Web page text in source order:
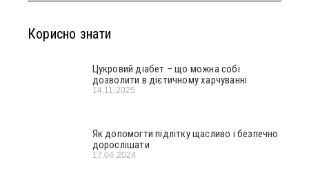
Корисно знати
Цукровий діабет – що можна собі
дозволити в дієтичному харчуванні
14.11.2025
Як допомогти підлітку щасливо і безпечно
дорослішати
17.04.2024